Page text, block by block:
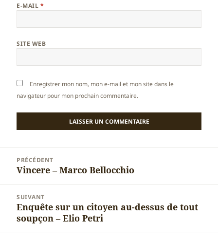
E-MAIL *
SITE WEB
Enregistrer mon nom, mon e-mail et mon site dans le
navigateur pour mon prochain commentaire.
l’article
PRÉCÉDENT
Article
précédent :
Vincere – Marco Bellocchio
SUIVANT
Article
suivant :
Enquête sur un citoyen au-dessus de tout
soupçon – Elio Petri